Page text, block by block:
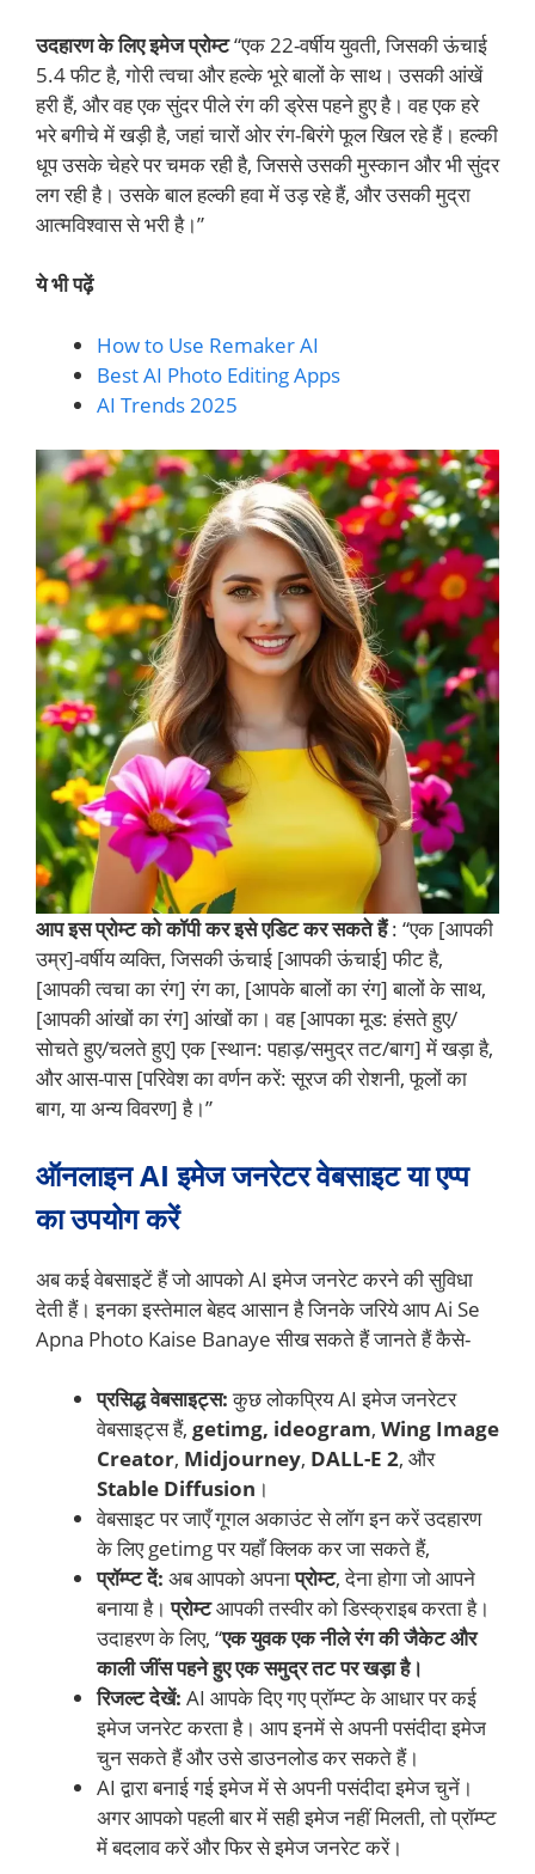
उदहारण के लिए इमेज प्रोम्ट“एक 22-वर्षीय युवती, जिसकी ऊंचाई
5.4 फीट है, गोरी त्वचा और हल्के भूरे बालों के साथ। उसकी आंखें
हरी हैं, और वह एक सुंदर पीले रंग की ड्रेस पहने हुए है। वह एक हरे
भरे बगीचे में खड़ी है, जहां चारों ओर रंग-बिरंगे फूल खिल रहे हैं। हल्की
धूप उसके चेहरे पर चमक रही है, जिससे उसकी मुस्कान और भी सुंदर
लग रही है। उसके बाल हल्की हवा में उड़ रहे हैं, और उसकी मुद्रा
आत्मविश्वास से भरी है।”
ये भी पढ़ें
How to Use Remaker AI
Best AI Photo Editing Apps
AI Trends 2025
आप इस प्रोम्ट को कॉपी कर इसे एडिट कर सकते हैं: “एक [आपकी
उम्र]-वर्षीय व्यक्ति, जिसकी ऊंचाई [आपकी ऊंचाई] फीट है,
[आपकी त्वचा का रंग] रंग का, [आपके बालों का रंग] बालों के साथ,
[आपकी आंखों का रंग] आंखों का। वह [आपका मूड: हंसते हुए/
सोचते हुए/चलते हुए] एक [स्थान: पहाड़/समुद्र तट/बाग] में खड़ा है,
और आस-पास [परिवेश का वर्णन करें: सूरज की रोशनी, फूलों का
बाग, या अन्य विवरण] है।”
ऑनलाइन AI इमेज जनरेटर वेबसाइट या एप्प
का उपयोग करें
अब कई वेबसाइटें हैं जो आपको AI इमेज जनरेट करने की सुविधा
देती हैं। इनका इस्तेमाल बेहद आसान है जिनके जरिये आप Ai Se
Apna Photo Kaise Banaye सीख सकते हैं जानते हैं कैसे-
प्रसिद्ध वेबसाइट्स:कुछ लोकप्रिय AI इमेज जनरेटर
वेबसाइट्स हैं, getimg, ideogram, Wing Image
Creator, Midjourney, DALL-E 2, और
Stable Diffusion ।
वेबसाइट पर जाएँ गूगल अकाउंट से लॉग इन करें उदहारण
के लिए getimg पर यहाँ क्लिक कर जा सकते हैं,
प्रॉम्प्ट दें: अब आपको अपनाप्रोम्ट, देना होगा जो आपने
बनाया है।प्रोम्टआपकी तस्वीर को डिस्क्राइब करता है।
उदाहरण के लिए, “एक युवक एक नीले रंग की जैकेट और
काली जींस पहने हुए एक समुद्र तट पर खड़ा है।
रिजल्ट देखें: AI आपके दिए गए प्रॉम्प्ट के आधार पर कई
इमेज जनरेट करता है। आप इनमें से अपनी पसंदीदा इमेज
चुन सकते हैं और उसे डाउनलोड कर सकते हैं।
AI द्वारा बनाई गई इमेज में से अपनी पसंदीदा इमेज चुनें।
अगर आपको पहली बार में सही इमेज नहीं मिलती, तो प्रॉम्प्ट
में बदलाव करें और फिर से इमेज जनरेट करें।